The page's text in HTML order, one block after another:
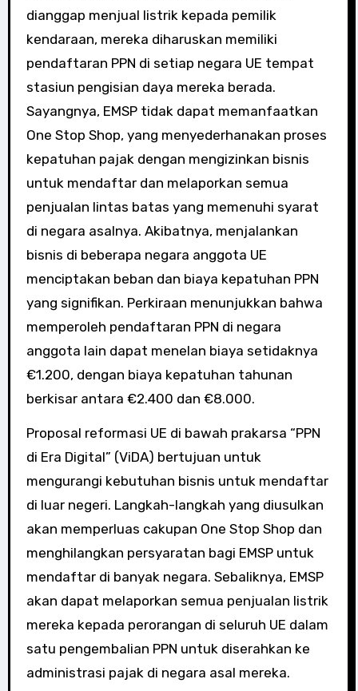
dianggap menjual listrik kepada pemilik
kendaraan, mereka diharuskan memiliki
pendaftaran PPN di setiap negara UE tempat
stasiun pengisian daya mereka berada.
Sayangnya, EMSP tidak dapat memanfaatkan
One Stop Shop, yang menyederhanakan proses
kepatuhan pajak dengan mengizinkan bisnis
untuk mendaftar dan melaporkan semua
penjualan lintas batas yang memenuhi syarat
di negara asalnya. Akibatnya, menjalankan
bisnis di beberapa negara anggota UE
menciptakan beban dan biaya kepatuhan PPN
yang signifikan. Perkiraan menunjukkan bahwa
memperoleh pendaftaran PPN di negara
anggota lain dapat menelan biaya setidaknya
€1.200, dengan biaya kepatuhan tahunan
berkisar antara €2.400 dan €8.000.
Proposal reformasi UE di bawah prakarsa “PPN
di Era Digital” (ViDA) bertujuan untuk
mengurangi kebutuhan bisnis untuk mendaftar
di luar negeri. Langkah-langkah yang diusulkan
akan memperluas cakupan One Stop Shop dan
menghilangkan persyaratan bagi EMSP untuk
mendaftar di banyak negara. Sebaliknya, EMSP
akan dapat melaporkan semua penjualan listrik
mereka kepada perorangan di seluruh UE dalam
satu pengembalian PPN untuk diserahkan ke
administrasi pajak di negara asal mereka.